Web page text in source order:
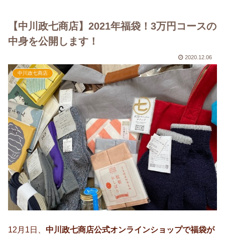
【中川政七商店】2021年福袋！3万円コースの
中身を公開します！
2020.12.06
中川政七商店
12月1日、 中川政七商店公式オンラインショップで福袋が